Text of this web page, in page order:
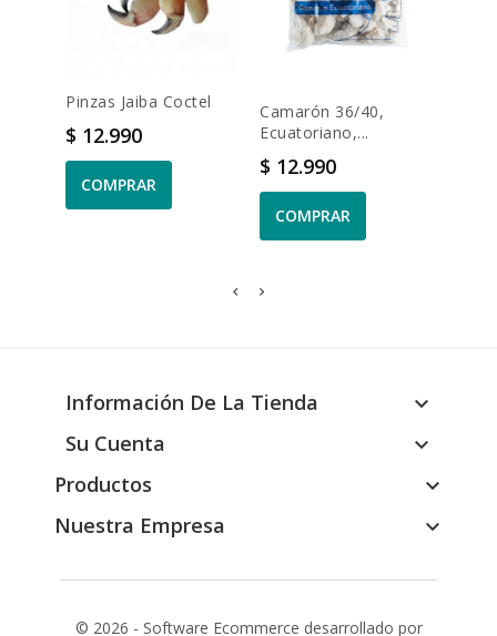
Pinzas Jaiba Coctel
Precio
$ 12.990
COMPRAR
Camarón 36/40,
Ecuatoriano,...
Precio
$ 12.990
COMPRAR
Información De La Tienda

Su Cuenta

Productos

Nuestra Empresa

© 2026 - Software Ecommerce desarrollado por